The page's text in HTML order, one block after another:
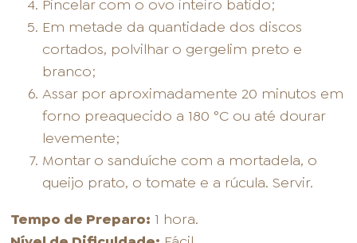
Pincelar com o ovo inteiro batido;
Em metade da quantidade dos discos
cortados, polvilhar o gergelim preto e
branco;
Assar por aproximadamente 20 minutos em
forno preaquecido a 180 °C ou até dourar
levemente;
Montar o sanduíche com a mortadela, o
queijo prato, o tomate e a rúcula. Servir.
Tempo de Preparo: 1 hora.